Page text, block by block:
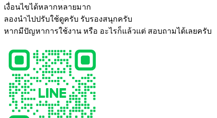
เงื่อนไขได้หลากหลายมาก
ลองนำไปปรับใช้ดูครับ รับรองสนุกครับ
หากมีปัญหาการใช้งาน หรือ อะไรก็แล้วแต่ สอบถามได้เลยครับ